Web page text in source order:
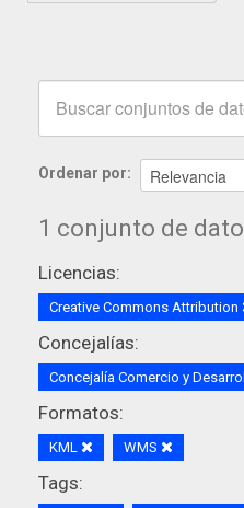
Ordenar por
1 conjunto de
Licencias:
Creative Commons Attribution
Concejalías:
Concejalía Comercio y
Formatos:
KML WMS
Tags: